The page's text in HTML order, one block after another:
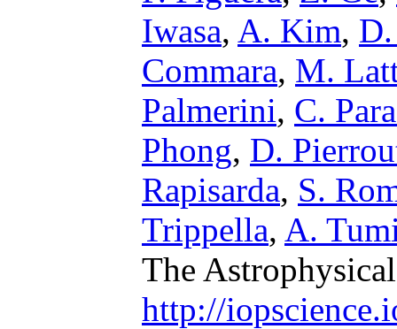
Iwasa, A. Kim,
Commara, M.
Palmerini, C.
Phong, D.
Rapisarda, S.
Trippella, A.
The
http://